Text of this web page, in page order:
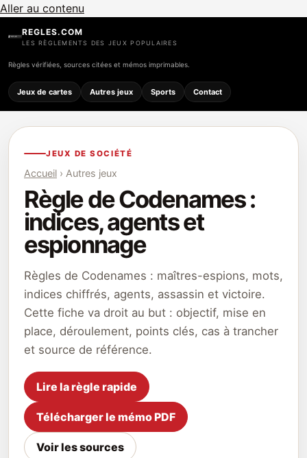
Aller au contenu
REGLES.COM
LES RÈGLEMENTS DES JEUX POPULAIRES
Règles vérifiées, sources citées et mémos imprimables.
Jeux de cartes Autres jeux Sports Contact
JEUX DE SOCIÉTÉ
Accueil › Autres jeux
Règle de Codenames :
indices, agents et
espionnage
Règles de Codenames : maîtres-espions, mots,
indices chiffrés, agents, assassin et victoire.
Cette fiche va droit au but : objectif, mise en
place, déroulement, points clés, cas à trancher
et source de référence.
Lire la règle rapide
Télécharger le mémo PDF
Voir les sources